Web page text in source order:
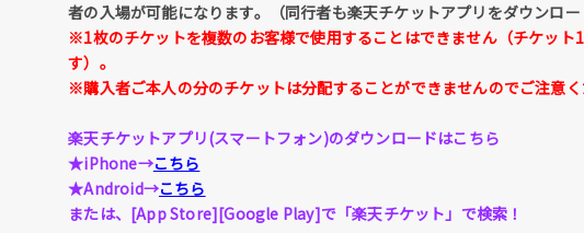
者の入場が可能になります。（同行者も楽天チケットアプリをダウンロ
※1枚のチケットを複数のお客様で使用することはできません（チケット
す）。
※購入者ご本人の分のチケットは分配することができませんのでご注意く
楽天チケットアプリ(スマートフォン)のダウンロードはこちら
★iPhone→こちら
★Android→こちら
または、[App Store][Google Play]で「楽天チケット」で検索！